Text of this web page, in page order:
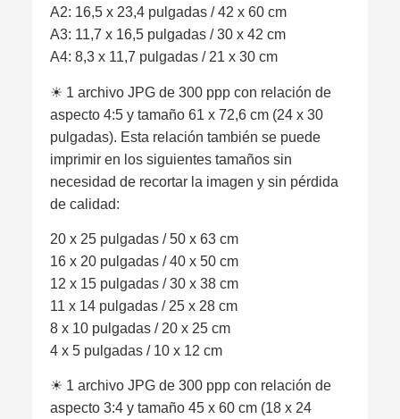
A2: 16,5 x 23,4 pulgadas / 42 x 60 cm
A3: 11,7 x 16,5 pulgadas / 30 x 42 cm
A4: 8,3 x 11,7 pulgadas / 21 x 30 cm
☀︎ 1 archivo JPG de 300 ppp con relación de
aspecto 4:5 y tamaño 61 x 72,6 cm (24 x 30
pulgadas). Esta relación también se puede
imprimir en los siguientes tamaños sin
necesidad de recortar la imagen y sin pérdida
de calidad:
20 x 25 pulgadas / 50 x 63 cm
16 x 20 pulgadas / 40 x 50 cm
12 x 15 pulgadas / 30 x 38 cm
11 x 14 pulgadas / 25 x 28 cm
8 x 10 pulgadas / 20 x 25 cm
4 x 5 pulgadas / 10 x 12 cm
☀︎ 1 archivo JPG de 300 ppp con relación de
aspecto 3:4 y tamaño 45 x 60 cm (18 x 24